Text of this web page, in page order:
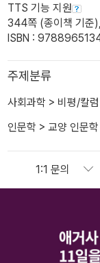
TTS 기능 지원
344쪽 (종이책 기준
ISBN :
주제분류
사회과학 > 비평/칼럼
인문학 > 교양 인문학